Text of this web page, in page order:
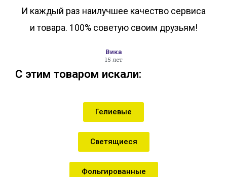
И каждый раз наилучшее качество сервиса
и товара. 100% советую своим друзьям!
Вика
15 лет
С этим товаром искали:
Гелиевые
Светящиеся
Фольгированные